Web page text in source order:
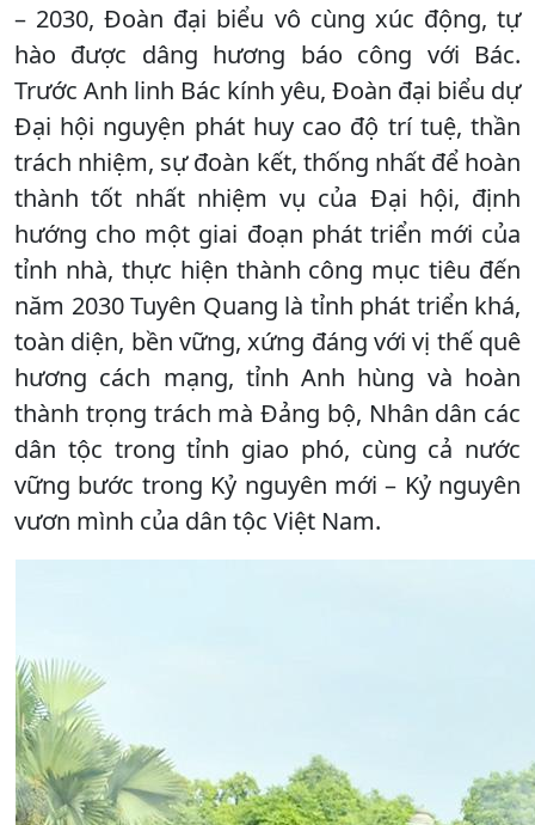
– 2030, Đoàn đại biểu vô cùng xúc động, tự
hào được dâng hương báo công với Bác.
Trước Anh linh Bác kính yêu, Đoàn đại biểu dự
Đại hội nguyện phát huy cao độ trí tuệ, thần
trách nhiệm, sự đoàn kết, thống nhất để hoàn
thành tốt nhất nhiệm vụ của Đại hội, định
hướng cho một giai đoạn phát triển mới của
tỉnh nhà, thực hiện thành công mục tiêu đến
năm 2030 Tuyên Quang là tỉnh phát triển khá,
toàn diện, bền vững, xứng đáng với vị thế quê
hương cách mạng, tỉnh Anh hùng và hoàn
thành trọng trách mà Đảng bộ, Nhân dân các
dân tộc trong tỉnh giao phó, cùng cả nước
vững bước trong Kỷ nguyên mới – Kỷ nguyên
vươn mình của dân tộc Việt Nam.